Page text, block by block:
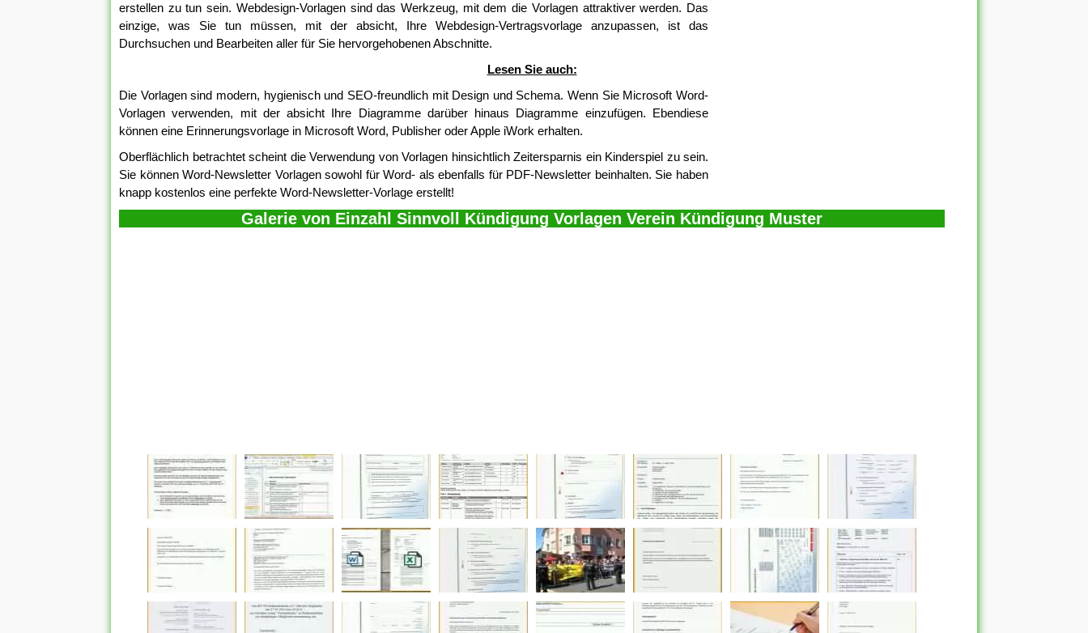
erstellen zu tun sein. Webdesign-Vorlagen sind das Werkzeug, mit dem die Vorlagen attraktiver werden. Das
einzige, was Sie tun müssen, mit der absicht, Ihre Webdesign-Vertragsvorlage anzupassen, ist das
Durchsuchen und Bearbeiten aller für Sie hervorgehobenen Abschnitte.
Lesen Sie auch:
Die Vorlagen sind modern, hygienisch und SEO-freundlich mit Design und Schema. Wenn Sie Microsoft Word-
Vorlagen verwenden, mit der absicht Ihre Diagramme darüber hinaus Diagramme einzufügen. Ebendiese
können eine Erinnerungsvorlage in Microsoft Word, Publisher oder Apple iWork erhalten.
Oberflächlich betrachtet scheint die Verwendung von Vorlagen hinsichtlich Zeitersparnis ein Kinderspiel zu sein.
Sie können Word-Newsletter Vorlagen sowohl für Word- als ebenfalls für PDF-Newsletter beinhalten. Sie haben
knapp kostenlos eine perfekte Word-Newsletter-Vorlage erstellt!
Galerie von Einzahl Sinnvoll Kündigung Vorlagen Verein Kündigung Muster